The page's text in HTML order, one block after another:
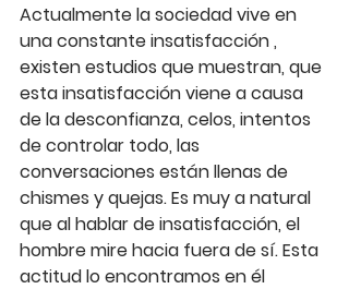
Actualmente la sociedad vive en
una constante insatisfacción ,
existen estudios que muestran, que
esta insatisfacción viene a causa
de la desconfianza, celos, intentos
de controlar todo, las
conversaciones están llenas de
chismes y quejas. Es muy a natural
que al hablar de insatisfacción, el
hombre mire hacia fuera de sí. Esta
actitud lo encontramos en él